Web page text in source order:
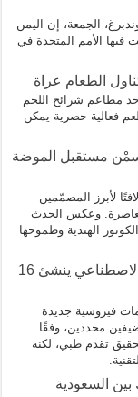
الجمعة، إن اليمن
فيها الأمم المتحدة في
الطعام عراة
مطاعم شرائح اللحم
فعالية حصرية يمكن
مستقبل الموضة
لأبرز المصمّمين
المعاصرة. وعكس الحدث
الهندية وطموحها
وسط تحذيرات من إساءة استخدامه.. الذكاء الاصطناعي ينشئ 16
فيروسية جديدة
محددين، وفقًا
تقدم طبي، لكنه
بين السعودية